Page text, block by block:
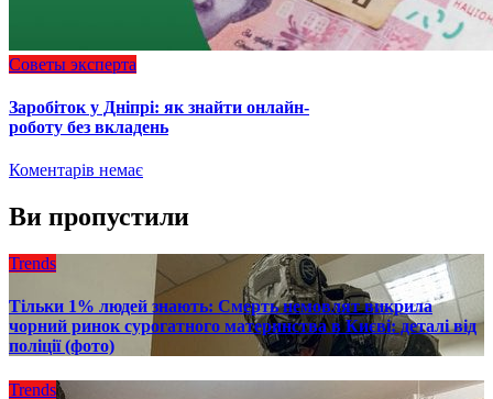
Советы эксперта
Заробіток у Дніпрі: як знайти онлайн-
роботу без вкладень
Коментарів немає
Ви пропустили
Trends
Тільки 1% людей знають: Смерть немовлят викрила
чорний ринок сурогатного материнства в Києві: деталі від
поліції (фото)
Trends